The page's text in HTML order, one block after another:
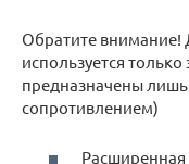
Обратите внимание!
используется
предназначены
сопротивлением)
Расширенная